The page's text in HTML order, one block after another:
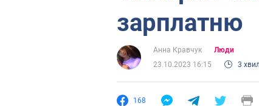
зарплатню
Анна Кравчук
Люди
23.10.2023 16:15
3
168